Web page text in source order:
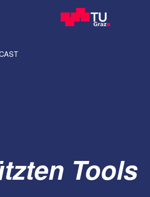
Tools